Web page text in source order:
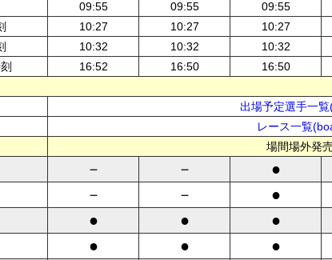
09:55 09:55 09:55
10:27 10:27 10:27
10:32 10:32 10:32
16:52 16:50 16:50
出場予定選手一
レース一覧
場間場外発
－ － ●
－ － ●
● ● ●
● ● ●